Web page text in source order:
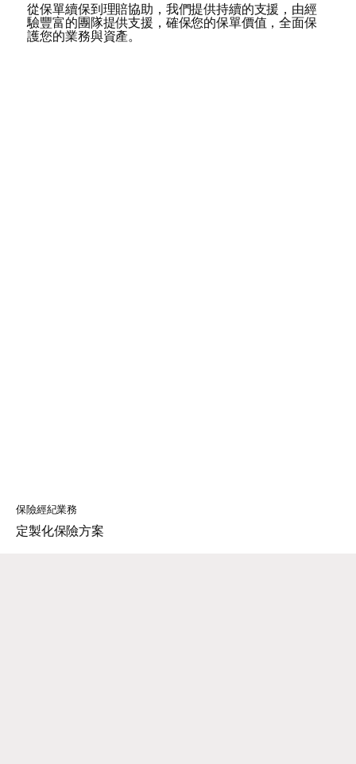
保險經紀業務
定製化保險方案
從保單續保到理賠協助，我們提供持續的支援，由經
驗豐富的團隊提供支援，確保您的保單價值，全面保
護您的業務與資產。